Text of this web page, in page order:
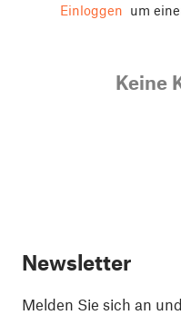
Einloggen um
Keine
Newsletter
Melden Sie sich an